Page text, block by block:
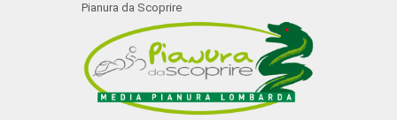
Pianura da Scoprire